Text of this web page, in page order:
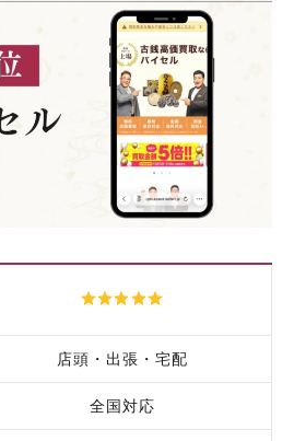
店頭・出張・宅配
全国対応